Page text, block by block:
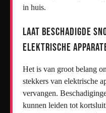
in huis.
Laat beschadigde
elektrische
Het is van groot belang
stekkers van elektrische
vervangen.
kunnen leiden tot